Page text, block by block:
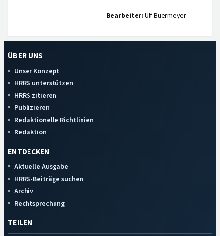
Bearbeiter: Ulf Buermeyer
ÜBER UNS
Unser Konzept
HRRS unterstützen
HRRS zitieren
Publizieren
Redaktionelle Richtlinien
Redaktion
ENTDECKEN
Aktuelle Ausgabe
HRRS-Beiträge suchen
Archiv
Rechtsprechung
TEILEN